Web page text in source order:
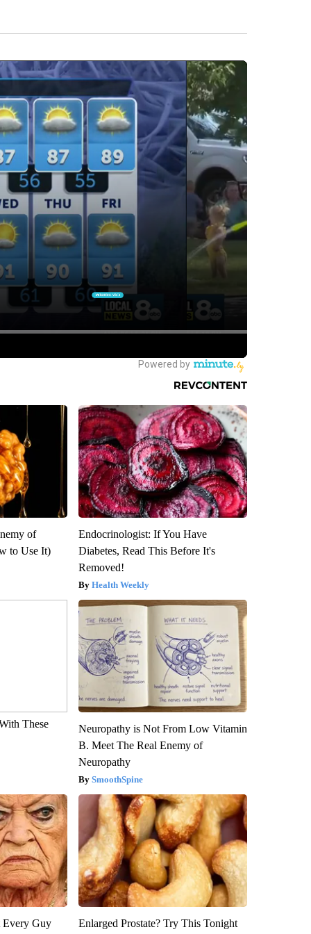
of
to Use It)
Endocrinologist: If You Have
Diabetes, Read This Before It's
Removed!
Health Weekly
These
Neuropathy is Not From Low Vitamin
B. Meet The Real Enemy of
Neuropathy
SmoothSpine
Every Guy
Enlarged Prostate? Try This Tonight